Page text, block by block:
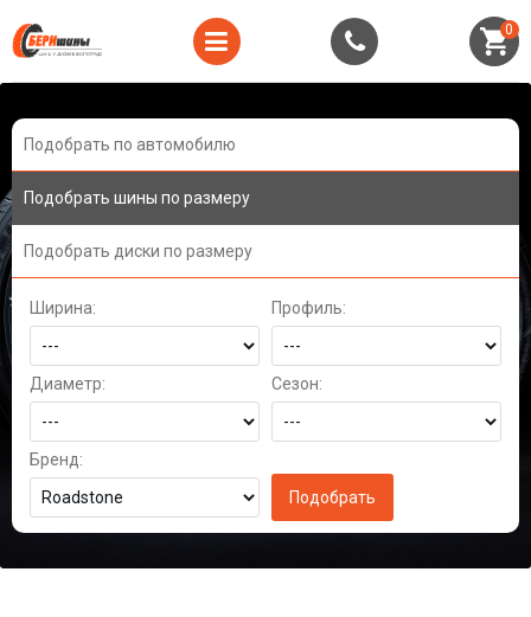
0
Подобрать по автомобилю
Подобрать шины по размеру
Подобрать диски по размеру
Ширина: Профиль:
Диаметр: Сезон:
Бренд: